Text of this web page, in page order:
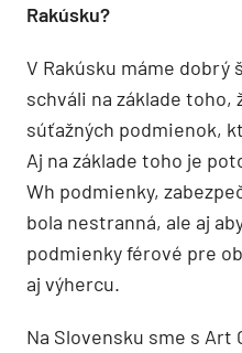
Rakúsku?
V Rakúsku máme dobrý
schváli na základe toho,
súťažných podmienok,
Aj na základe toho je
Wh podmienky,
bola nestranná, ale aj
podmienky férové pre
aj výhercu.
Na Slovensku sme s Art